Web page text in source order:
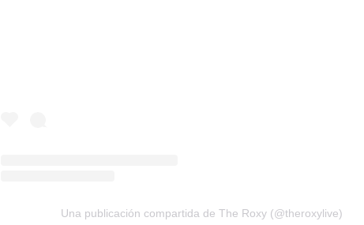
Una publicación compartida de The Roxy (@theroxylive)